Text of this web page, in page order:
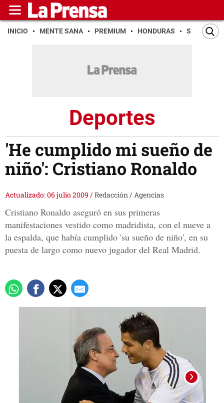
INICIO MENTE SANA PREMIUM HONDURAS SAN PEDRO
Deportes
'He cumplido mi sueño de
niño': Cristiano Ronaldo
Actualizado: 06 julio 2009 /Redacción / Agencias
Cristiano Ronaldo aseguró en sus primeras
manifestaciones vestido como madridista, con el nueve a
la espalda, que había cumplido 'su sueño de niño', en su
puesta de largo como nuevo jugador del Real Madrid.